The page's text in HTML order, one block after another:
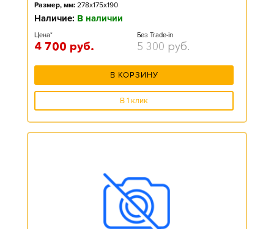
Размер, мм: 278x175x190
Наличие: В наличии
Цена*
4 700 руб.
Без Trade-in
5 300 руб.
В КОРЗИНУ
В 1 клик